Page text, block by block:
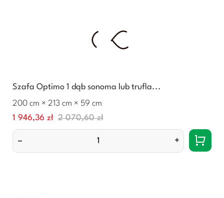
Szafa Optimo 1 dąb sonoma lub trufla...
200 cm × 213 cm × 59 cm
Cena
1 946,36 zł Normalna
cena
2 070,60 zł
– +